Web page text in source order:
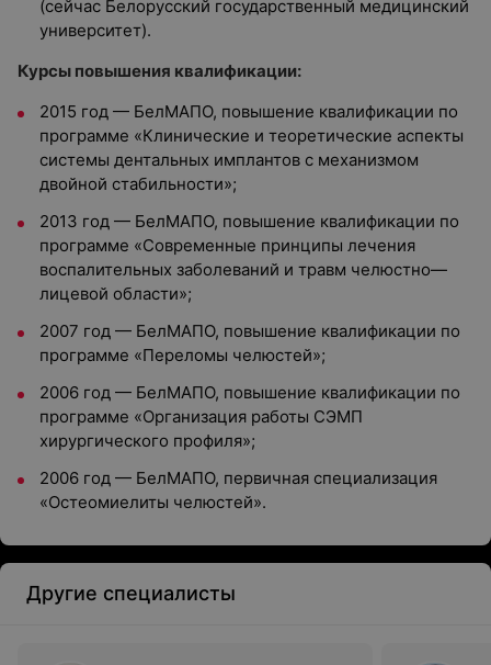
(сейчас Белорусский государственный медицинский
университет).
Курсы повышения квалификации:
2015 год — БелМАПО, повышение квалификации по
программе «Клинические и теоретические аспекты
системы дентальных имплантов с механизмом
двойной стабильности»;
2013 год — БелМАПО, повышение квалификации по
программе «Современные принципы лечения
воспалительных заболеваний и травм челюстно—
лицевой области»;
2007 год — БелМАПО, повышение квалификации по
программе «Переломы челюстей»;
2006 год — БелМАПО, повышение квалификации по
программе «Организация работы СЭМП
хирургического профиля»;
2006 год — БелМАПО, первичная специализация
«Остеомиелиты челюстей».
Другие специалисты